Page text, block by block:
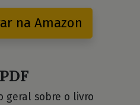
na Amazon
geral sobre o livro